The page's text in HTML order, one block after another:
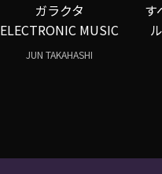
ガラクタ
ELECTRONIC MUSIC
JUN TAKAHASHI
す